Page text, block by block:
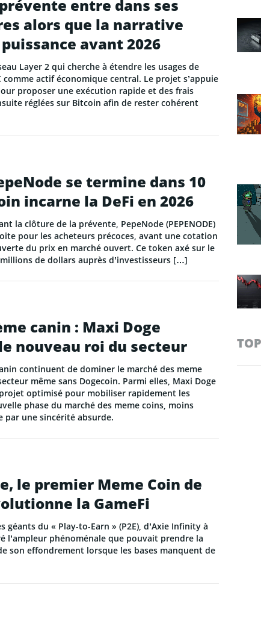
entre dans ses
alors que la narrative
avant 2026
Layer 2 qui cherche à étendre les usages de
actif économique central. Le projet s’appuie
proposer une exécution rapide et des frais
réglées sur Bitcoin afin de rester cohérent
se termine dans 10
incarne la DeFi en 2026
la clôture de la prévente, PepeNode (PEPENODE)
pour les acheteurs précoces, avant une cotation
du prix en marché ouvert. Ce token axé sur le
de dollars auprès d’investisseurs […]
canin : Maxi Doge
nouveau roi du secteur
continuent de dominer le marché des meme
même sans Dogecoin. Parmi elles, Maxi Doge
optimisé pour mobiliser rapidement les
phase du marché des meme coins, moins
par une sincérité absurde.
le premier Meme Coin de
la GameFi
géants du « Play-to-Earn » (P2E), d’Axie Infinity à
l’ampleur phénoménale que pouvait prendre la
son effondrement lorsque les bases manquent de